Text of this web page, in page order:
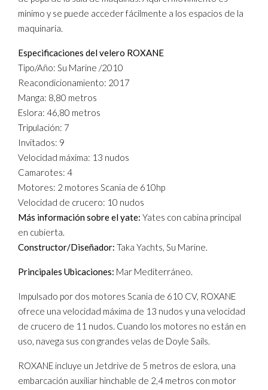
mínimo y se puede acceder fácilmente a los espacios de la
maquinaria.
Especificaciones del velero ROXANE
Tipo/Año: Su Marine /2010
Reacondicionamiento: 2017
Manga: 8,80 metros
Eslora: 46,80 metros
Tripulación: 7
Invitados: 9
Velocidad máxima: 13 nudos
Camarotes: 4
Motores: 2 motores Scania de 610hp
Velocidad de crucero: 10 nudos
Más información sobre el yate: Yates con cabina principal
en cubierta.
Constructor/Diseñador: Taka Yachts, Su Marine.
Principales Ubicaciones: Mar Mediterráneo.
Impulsado por dos motores Scania de 610 CV, ROXANE
ofrece una velocidad máxima de 13 nudos y una velocidad
de crucero de 11 nudos. Cuando los motores no están en
uso, navega sus con grandes velas de Doyle Sails.
ROXANE incluye un Jetdrive de 5 metros de eslora, una
embarcación auxiliar hinchable de 2,4 metros con motor